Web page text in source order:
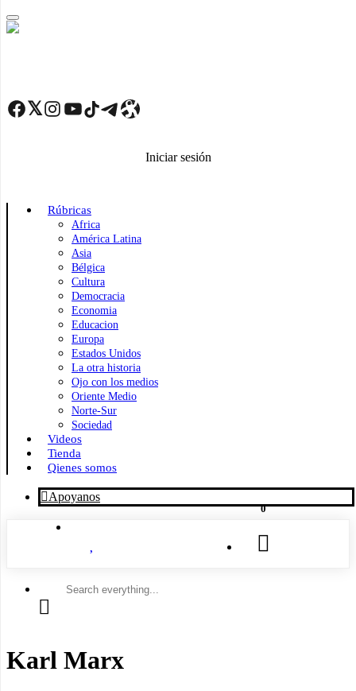
Skip
to
Facebook Twitter Instagram YouTube TikTok Telegram Enlace
Iniciar sesión
Rúbricas
Africa
América Latina
Asia
Bélgica
Cultura
Democracia
Economia
Educacion
Europa
Estados Unidos
La otra historia
Ojo con los medios
Oriente Medio
Norte-Sur
Sociedad
Videos
Tienda
Qienes somos
Apoyanos
0
Search
Karl Marx